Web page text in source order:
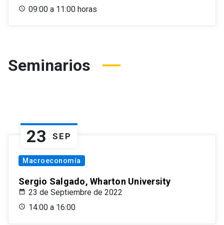
09:00 a 11:00 horas
Seminarios
23 SEP
Macroeconomía
Sergio Salgado, Wharton University
23 de Septiembre de 2022
14:00 a 16:00